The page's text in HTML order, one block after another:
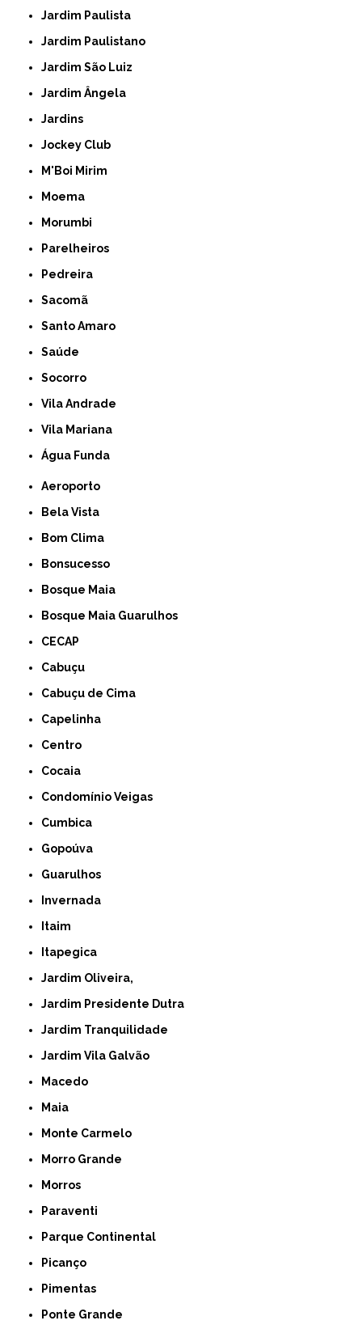
Jardim Paulista
Jardim Paulistano
Jardim São Luiz
Jardim Ângela
Jardins
Jockey Club
M'Boi Mirim
Moema
Morumbi
Parelheiros
Pedreira
Sacomã
Santo Amaro
Saúde
Socorro
Vila Andrade
Vila Mariana
Água Funda
Aeroporto
Bela Vista
Bom Clima
Bonsucesso
Bosque Maia
Bosque Maia Guarulhos
CECAP
Cabuçu
Cabuçu de Cima
Capelinha
Centro
Cocaia
Condomínio Veigas
Cumbica
Gopoúva
Guarulhos
Invernada
Itaim
Itapegica
Jardim Oliveira,
Jardim Presidente Dutra
Jardim Tranquilidade
Jardim Vila Galvão
Macedo
Maia
Monte Carmelo
Morro Grande
Morros
Paraventi
Parque Continental
Picanço
Pimentas
Ponte Grande